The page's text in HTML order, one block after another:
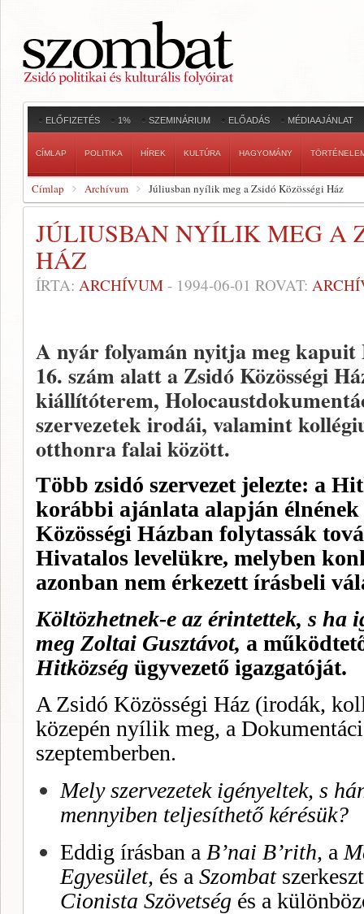
ELŐFIZETÉS 1% SZEMINÁRIUM ELŐADÁS MÉDIAAJÁNLAT
CÍMLAP POLITIKA HÍREK KULTÚRA HAGYOMÁNY
Címlap Archívum Júliusban nyílik meg a Zsidó Közösségi Ház
JÚLIUSBAN NYÍLIK MEG A
HÁZ
ÍRTA: ARCHÍVUM - 1994-06-01 ROVAT:
A nyár folyamán nyitja meg kapuit
16. szám alatt a Zsidó Közösségi
kiállítóterem,
szervezetek irodái, valamint
otthonra falai között.
Több zsidó szervezet jelezte: a
korábbi ajánlata alapján élnének
Közösségi Házban folytassák
Hivatalos levelükre, melyben
azonban nem érkezett írásbeli
Költözhetnek-e az érintettek, s ha
meg Zoltai Gusztávot, a
Hitközség ügyvezető igazgatóját.
A Zsidó Közösségi Ház (irodák,
közepén nyílik meg, a
szeptemberben.
Mely szervezetek igényeltek, s
mennyiben teljesíthető kérésük?
Eddig írásban a B’nai B’rith, a
Egyesület, és a Szombat
Cionista Szövetség és a